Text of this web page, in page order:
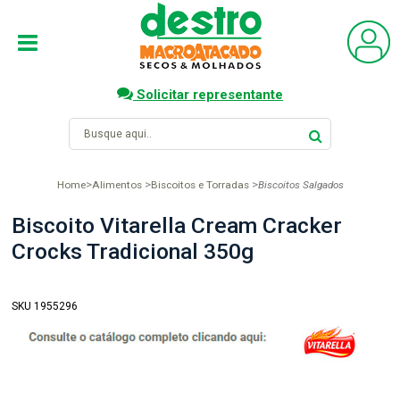
Solicitar representante
Home Alimentos Biscoitos e Torradas Biscoitos Salgados
Biscoito Vitarella Cream Cracker
Crocks Tradicional 350g
SKU 1955296